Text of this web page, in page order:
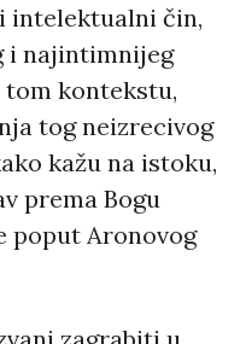
intelektualni čin,
i najintimnijeg
tom kontekstu,
tog neizrecivog
kažu na istoku,
prema Bogu
poput Aronovog